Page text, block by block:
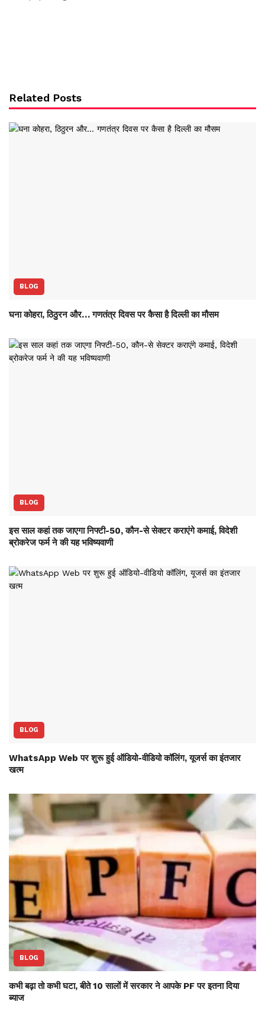
Related Posts
BLOG
घना कोहरा, ठिठुरन और… गणतंत्र दिवस पर कैसा है दिल्ली का मौसम
BLOG
इस साल कहां तक जाएगा निफ्टी-50, कौन-से सेक्‍टर कराएंगे कमाई, विदेशी
ब्रोकरेज फर्म ने की यह भविष्‍यवाणी
BLOG
WhatsApp Web पर शुरू हुई ऑडियो-वीडियो कॉलिंग, यूजर्स का इंतजार
खत्म
BLOG
कभी बढ़ा तो कभी घटा, बीते 10 सालों में सरकार ने आपके PF पर इतना दिया
ब्याज